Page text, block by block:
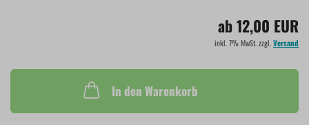
ab 12,00 EUR
inkl. 7% MwSt. zzgl.Versand
In den Warenkorb